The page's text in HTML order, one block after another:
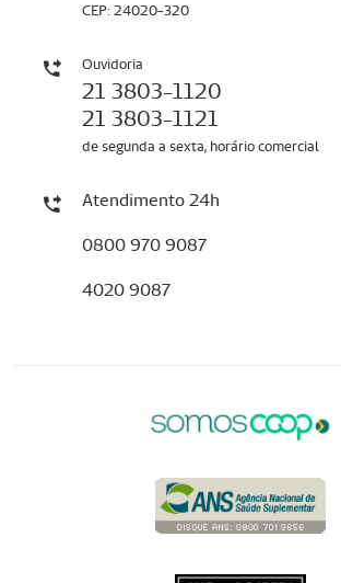
CEP: 24020-320
Ouvidoria
21 3803-1120
21 3803-1121
de segunda a sexta, horário comercial
Atendimento 24h
0800 970 9087
4020 9087